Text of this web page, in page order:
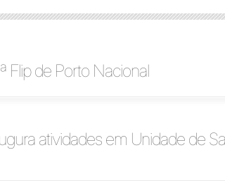
Flip de Porto Nacional
atividades em Unidade de